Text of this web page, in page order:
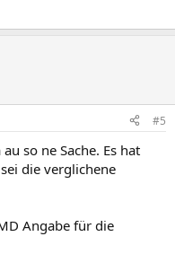
#5
so ne Sache. Es hat
die verglichene
Angabe für die